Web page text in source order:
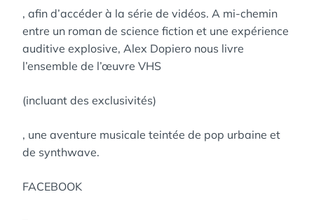
, afin d’accéder à la série de vidéos. A mi-chemin
entre un roman de science fiction et une expérience
auditive explosive, Alex Dopiero nous livre
l’ensemble de l’œuvre VHS
(incluant des exclusivités)
, une aventure musicale teintée de pop urbaine et
de synthwave.
FACEBOOK